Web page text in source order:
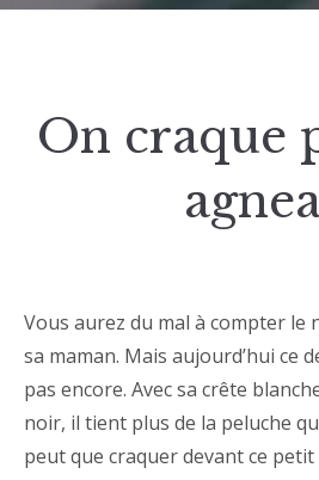
On craque
Vous aurez du mal à compter le
sa maman. Mais aujourd’hui ce
pas encore. Avec sa crête
noir, il tient plus de la peluche
peut que craquer devant ce petit